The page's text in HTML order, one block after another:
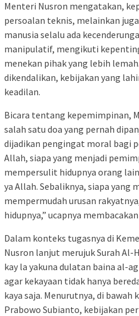
Menteri Nusron mengatakan,
persoalan teknis, melainkan
manusia selalu ada
manipulatif, mengikuti
menekan pihak yang lebih
dikendalikan, kebijakan yang
keadilan.
Bicara tentang kepemimpinan,
salah satu doa yang pernah
dijadikan pengingat moral bagi
Allah, siapa yang menjadi
mempersulit hidupnya orang
ya Allah. Sebaliknya, siapa yang
mempermudah urusan
hidupnya,” ucapnya
Dalam konteks tugasnya di
Nusron lanjut merujuk Surah Al-
kay la yakuna dulatan baina al-
agar kekayaan tidak hanya
kaya saja. Menurutnya, di
Prabowo Subianto, kebijakan